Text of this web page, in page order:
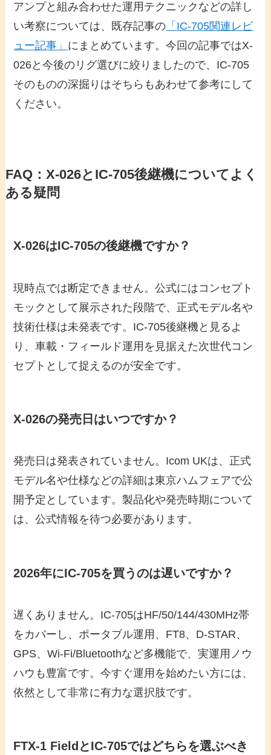
アンプと組み合わせた運用テクニックなどの詳し
い考察については、既存記事の 「IC-705関連レビ
ュー記事」 にまとめています。今回の記事ではX-
026と今後のリグ選びに絞りましたので、IC-705
そのものの深掘りはそちらもあわせて参考にして
ください。
FAQ：X-026とIC-705後継機についてよく
ある疑問
X-026はIC-705の後継機ですか？
現時点では断定できません。公式にはコンセプト
モックとして展示された段階で、正式モデル名や
技術仕様は未発表です。IC-705後継機と見るよ
り、車載・フィールド運用を見据えた次世代コン
セプトとして捉えるのが安全です。
X-026の発売日はいつですか？
発売日は発表されていません。Icom UKは、正式
モデル名や仕様などの詳細は東京ハムフェアで公
開予定としています。製品化や発売時期について
は、公式情報を待つ必要があります。
2026年にIC-705を買うのは遅いですか？
遅くありません。IC-705はHF/50/144/430MHz帯
をカバーし、ポータブル運用、FT8、D-STAR、
GPS、Wi-Fi/Bluetoothなど多機能で、実運用ノウ
ハウも豊富です。今すぐ運用を始めたい方には、
依然として非常に有力な選択肢です。
FTX-1 FieldとIC-705ではどちらを選ぶべき